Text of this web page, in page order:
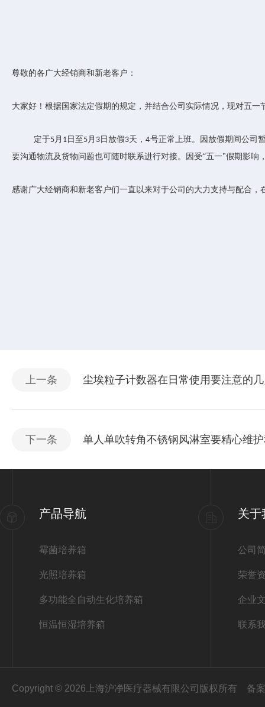
尊敬的各广大经销商和新老客户：
大家好！根据国家法定假期的规定，并结合公司实际情况，现对五⼀
定于5月 1日至5月 3 日放假3天，4号正常上班。因放假期间公司
要沟通物流及货物问题也可随时联系进行对接。因受“五一"假期影响
感谢广大经销商和新老客户们一直以来对于公司的大力支持与配合，
上一条 尘埃粒子计数器在日常使用要注意的
下一条 单人单吹转角不锈钢风淋室要精心维
产品导航
霉菌培养箱
光照培养箱
多功能全自动生化培养箱
恒温恒湿培养箱
关于
公司
荣誉
企业
联系
Copyright © 2026上海沪净医疗器械有限公司版权所有 备